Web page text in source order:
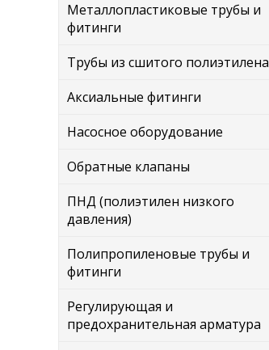
Металлопластиковые трубы и
фитинги
Трубы из сшитого полиэтилена
Аксиальные фитинги
Насосное оборудование
Обратные клапаны
ПНД (полиэтилен низкого
давления)
Полипропиленовые трубы и
фитинги
Регулирующая и
предохранительная арматура